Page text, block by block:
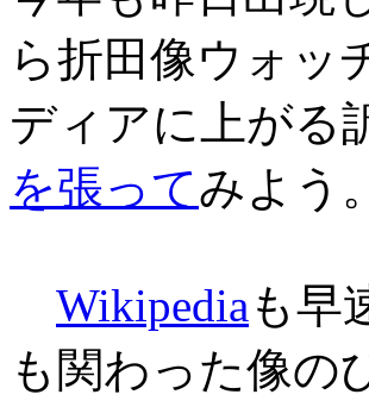
ら折田像ウォッ
ディアに上がる
を張ってみよう。
Wikipediaも早
も関わった像の